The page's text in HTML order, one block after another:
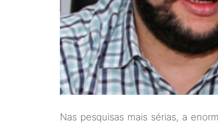
Nas pesquisas mais sérias, a